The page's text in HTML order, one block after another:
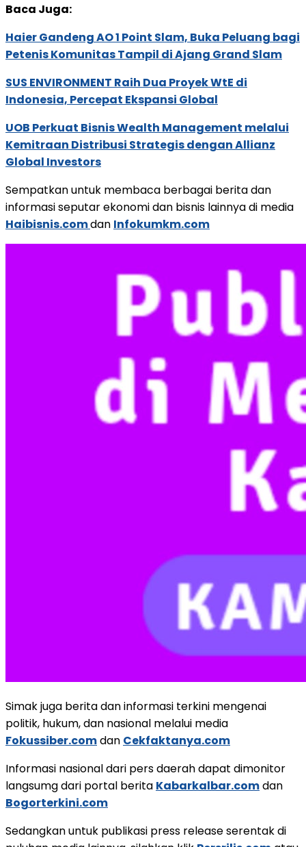
Baca Juga:
Haier Gandeng AO 1 Point Slam, Buka Peluang bagi
Petenis Komunitas Tampil di Ajang Grand Slam
SUS ENVIRONMENT Raih Dua Proyek WtE di
Indonesia, Percepat Ekspansi Global
UOB Perkuat Bisnis Wealth Management melalui
Kemitraan Distribusi Strategis dengan Allianz
Global Investors
Sempatkan untuk membaca berbagai berita dan
informasi seputar ekonomi dan bisnis lainnya di media
Haibisnis.comdan Infokumkm.com
Simak juga berita dan informasi terkini mengenai
politik, hukum, dan nasional melalui media
Fokussiber.comdan Cekfaktanya.com
Informasi nasional dari pers daerah dapat dimonitor
langsumg dari portal berita Kabarkalbar.comdan
Bogorterkini.com
Sedangkan untuk publikasi press release serentak di